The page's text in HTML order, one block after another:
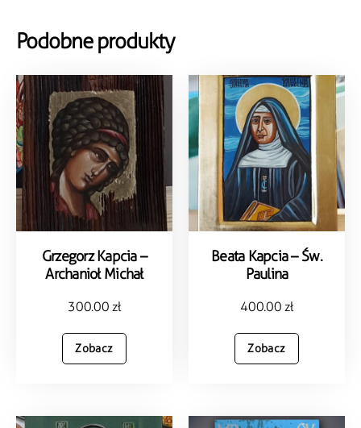
Podobne produkty
Grzegorz Kapcia –
Archanioł Michał
300.00zł
Zobacz
Beata Kapcia – Św.
Paulina
400.00zł
Zobacz